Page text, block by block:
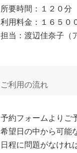
所要時間：１２０分
利用料金：１６５０
担当：渡辺佳奈子（
ご利用の流れ
予約フォームよりご
希望日の中から可能
日程に問題がなけれ